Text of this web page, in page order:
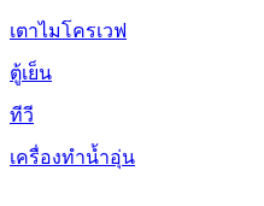
เตาไมโครเวฟ
ตู้เย็น
ทีวี
เครื่องทำน้ำอุ่น